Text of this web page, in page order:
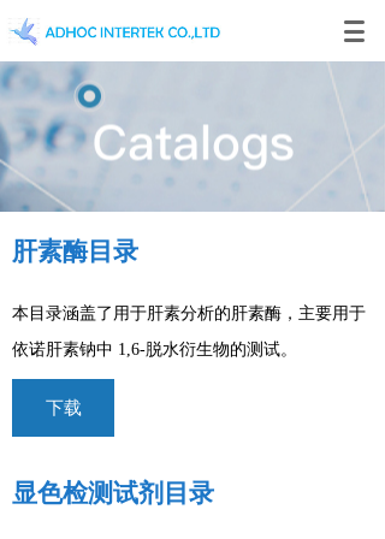
肝素酶目录
本目录涵盖了用于肝素分析的肝素酶，主要用于
依诺肝素钠中 1,6-脱水衍生物的测试。
下载
显色检测试剂目录